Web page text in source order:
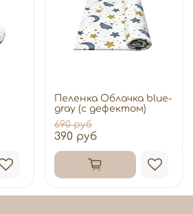
Пеленка Облачка blue-
gray (с дефектом)
690 руб
390 руб